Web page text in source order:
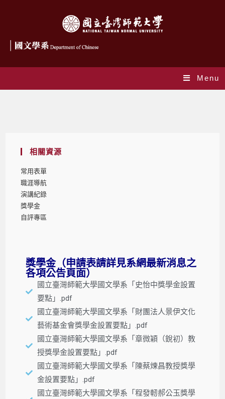
Menu
相關資源
常用表單
職涯導航
演講紀錄
獎學金
自評專區
獎學金（申請表請詳見系網最新消息之
各項公告頁面）
國立臺灣師範大學國文學系「史怡中獎學金設置
要點」.pdf
國立臺灣師範大學國文學系「財團法人景伊文化
藝術基金會獎學金設置要點」.pdf
國立臺灣師範大學國文學系「章微穎（銳初）教
授獎學金設置要點」.pdf
國立臺灣師範大學國文學系「陳蔡煉昌教授獎學
金設置要點」.pdf
國立臺灣師範大學國文學系「程發軔郝公玉獎學